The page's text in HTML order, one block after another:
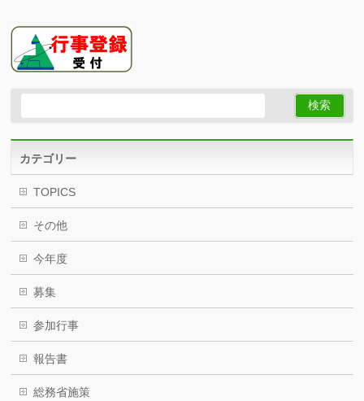
カテゴリー
TOPICS
その他
今年度
募集
参加行事
報告書
総務省施策